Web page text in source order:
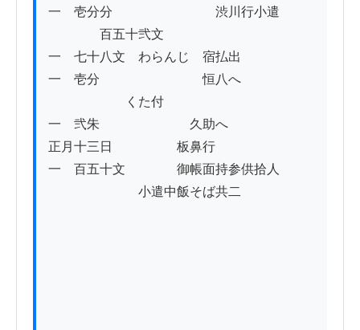
一　壱分分　　　　　　　　渋川行小遣
百五十弐文
一　七十八文　わらんじ　宿払出
一　壱分　　　　　　　　恒八へ
くた付
一　弐朱　　　　　　　久助へ
正月十三日　　　　　板鼻行
一　百五十文　　　　御帳面持参供拾人
小遣中飯そば共二